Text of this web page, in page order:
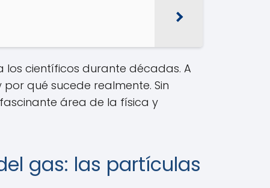
los científicos durante décadas. A
qué sucede realmente. Sin
área de la física y
gas: las partículas